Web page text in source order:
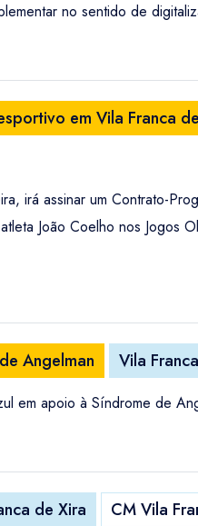
no sentido de
em Vila Franca
irá assinar um Contrato-
João Coelho nos Jogos
Angelman Vila
em apoio à Síndrome de
de Xira CM Vila